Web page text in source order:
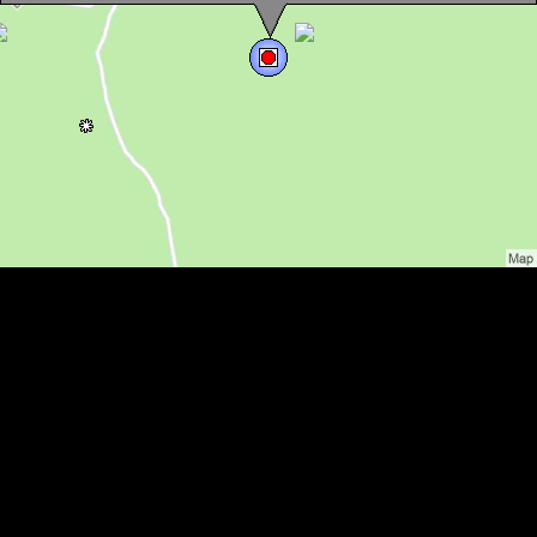
Traseul Patra Arsa-Circuitul Somesului Cald, Bihor-Vladeasa,
Muntii Apuseni, Foto: Hám Péter